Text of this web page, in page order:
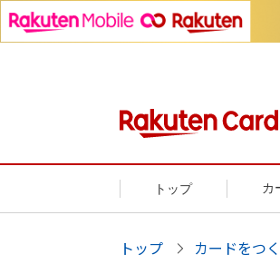
トップ カ
トップ カードをつ